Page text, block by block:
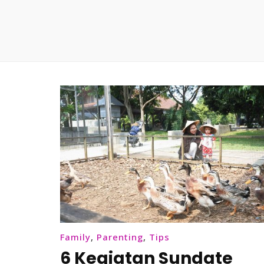
Family, Parenting, Tips
6 Kegiatan Sundate